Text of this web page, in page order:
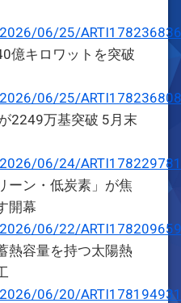
06/25/
億キロワットを突破
06/25/
2249万基突破 5月末
06/24/
ーン・低炭素」が焦
開幕
06/22/
熱容量を持つ太陽熱
06/20/